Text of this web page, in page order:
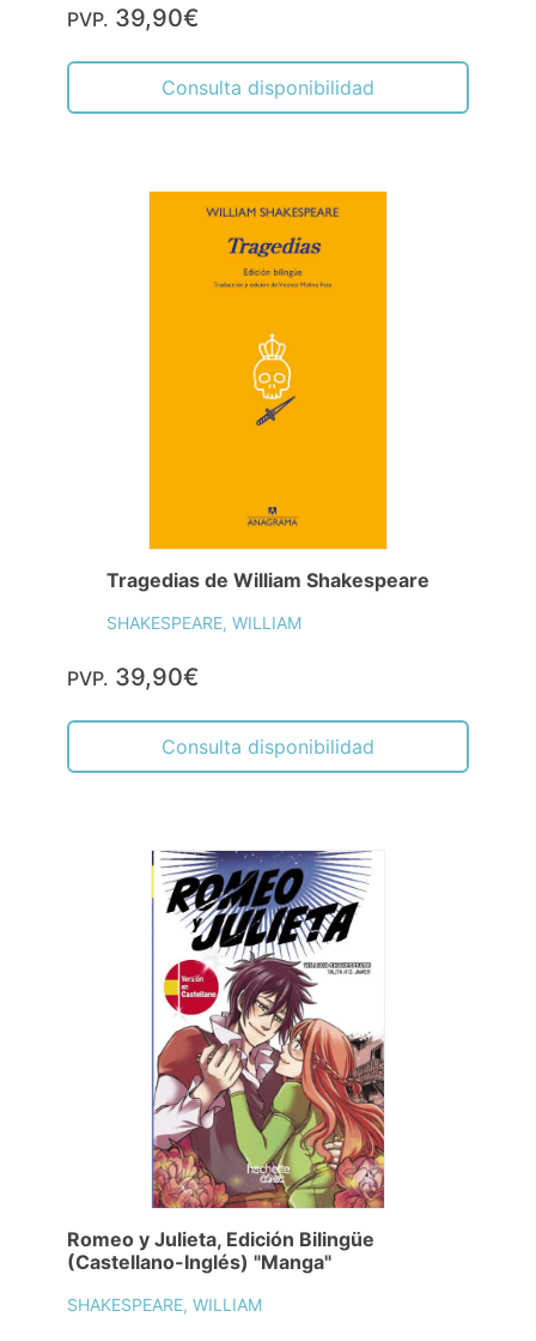
PVP. 39,90€
Consulta disponibilidad
Tragedias de William Shakespeare
SHAKESPEARE, WILLIAM
PVP. 39,90€
Consulta disponibilidad
Romeo y Julieta, Edición Bilingüe
(Castellano-Inglés) "Manga"
SHAKESPEARE, WILLIAM